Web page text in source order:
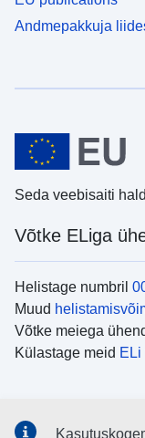
Andmepakkuja
Seda veebisaiti
Võtke ELiga
Helistage numbril
Muud
Võtke meiega
Külastage meid ELi